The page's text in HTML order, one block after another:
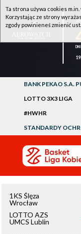
BANK PEKAO S.A.
LOTTO 3X3 LIGA
#HWHR
STANDARDY
1KS Ślęza
Wrocław
LOTTO AZS
UMCS Lublin
Ta strona używa cookies
Korzystając ze strony
zgody powinieneś zmienić